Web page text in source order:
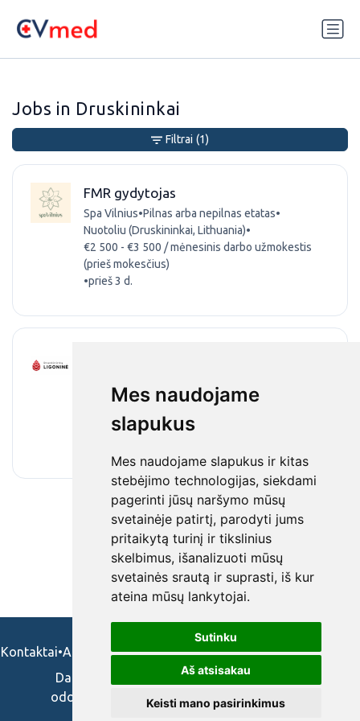
Mes naudojame
slapukus
Mes naudojame slapukus ir kitas
stebėjimo technologijas, siekdami
pagerinti jūsų naršymo mūsų
svetainėje patirtį, parodyti jums
pritaikytą turinį ir tikslinius
skelbimus, išanalizuoti mūsų
svetainės srautą ir suprasti, iš kur
ateina mūsų lankytojai.
Sutinku
Aš atsisakau
Keisti mano pasirinkimus
Jobs in Druskininkai
FMR gydytojas
Spa Vilnius•Pilnas arba nepilnas etatas•
Nuotoliu (Druskininkai, Lithuania)•
€2 500 - €3 500 / mėnesinis darbo užmokestis
(prieš mokesčius)
•prieš 3 d.
druskininkai•
€3 148 - €3 149 / mėnesinis darbo užmokestis
(prieš mokesčius)
Filtrai (1)
Kontaktai•Apie mus•Naudojimosi taisykės•Privatumo politika
Darbo skelbimai ir pasiūlymai: gydytojams,
odontologams, slaugytojams, veterinarams,